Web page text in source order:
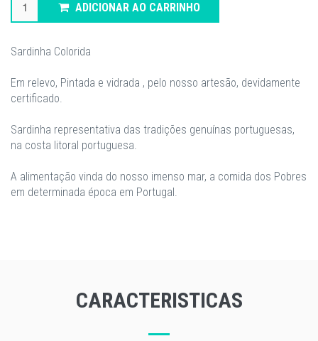
ADICIONAR AO CARRINHO
Sardinha Colorida
Em relevo, Pintada e vidrada , pelo nosso artesão, devidamente
certificado.
Sardinha representativa das tradições genuínas portuguesas,
na costa litoral portuguesa.
A alimentação vinda do nosso imenso mar, a comida dos Pobres
em determinada época em Portugal.
CARACTERISTICAS